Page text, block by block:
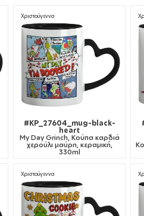
Χριστούγεννα
#KP_27604_mug-black-
heart
My Day Grinch, Κούπα καρδιά
χερούλι μαύρη, κεραμική,
330ml
Χριστούγεννα